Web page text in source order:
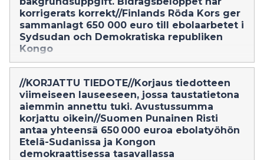
korrigerats korrekt//Finlands Röda Kors ger
sammanlagt 650 000 euro till ebolaarbetet i
Sydsudan och Demokratiska republiken
Kongo
9.6.2026 09:39:13 EEST|Pressmeddelande
Finlands Röda Kors ökar sitt stöd till arbetet mot ebola
genom att ge medel ur sin katastroffond till
biståndsoperationen i Sydsudan och Demokratiska
republiken Kongo. Röda Korsets lokala frivilliga är i sina
lokalsamhällen viktiga informationsförmedlare i en
situation där epidemin som sprider sig väcker rädsla
//KORJATTU TIEDOTE//Korjaus tiedotteen
viimeiseen lauseeseen, jossa taustatietona
aiemmin annettu tuki. Avustussumma
korjattu oikein//Suomen Punainen Risti
antaa yhteensä 650 000 euroa ebolatyöhön
Etelä-Sudanissa ja Kongon
demokraattisessa tasavallassa